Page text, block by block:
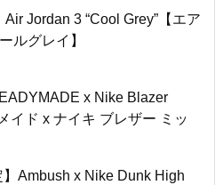
Air Jordan 3 “Cool Grey”【エア
ルグレイ】
x Nike Blazer
イド x ナイキ ブレザー ミッ
】Ambush x Nike Dunk High